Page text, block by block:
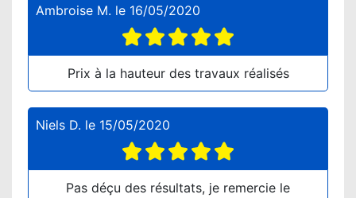
Ambroise M. le 16/05/2020
Prix à la hauteur des travaux réalisés
Niels D. le 15/05/2020
Pas déçu des résultats, je remercie le